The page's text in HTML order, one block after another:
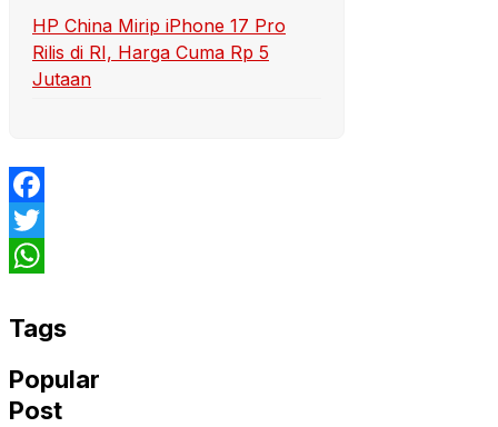
HP China Mirip iPhone 17 Pro
Rilis di RI, Harga Cuma Rp 5
Jutaan
Facebook
Twitter
Tags
Popular
Post